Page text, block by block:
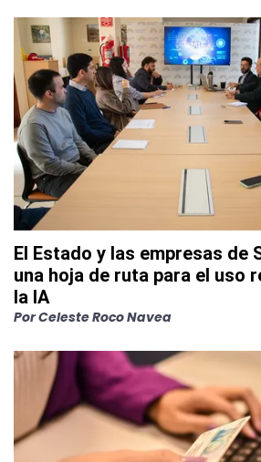
El Estado y las empresas de
una hoja de ruta para el uso
la IA
PorCeleste Roco Navea